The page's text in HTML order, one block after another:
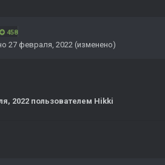
458
27 февраля, 2022 (изменено)
2022 пользователем Hikki